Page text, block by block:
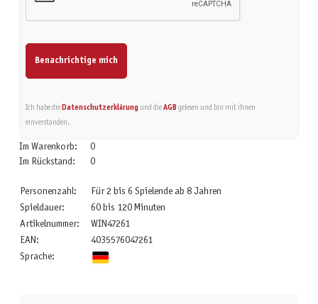
Benachrichtige mich
Ich habe die Datenschutzerklärungund die AGBgelesen und bin mit ihnen
einverstanden.
Im Warenkorb:
0
Im Rückstand:
0
Personenzahl:
Für 2 bis 6 Spielende ab 8 Jahren
Spieldauer:
60 bis 120 Minuten
Artikelnummer:
WIN47261
EAN:
4035576047261
Sprache: